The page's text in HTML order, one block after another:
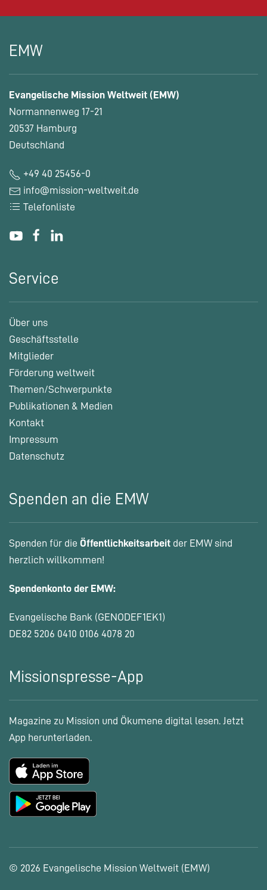
EMW
Evangelische Mission Weltweit (EMW)
Normannenweg 17-21
20537 Hamburg
Deutschland
+49 40 25456-0
info@mission-weltweit.de
Telefonliste
Service
Über uns
Geschäftsstelle
Mitglieder
Förderung weltweit
Themen/Schwerpunkte
Publikationen & Medien
Kontakt
Impressum
Datenschutz
Spenden an die EMW
Spenden für die Öffentlichkeitsarbeit der EMW sind
herzlich willkommen!
Spendenkonto der EMW:
Evangelische Bank (GENODEF1EK1)
DE82 5206 0410 0106 4078 20
Missionspresse-App
Magazine zu Mission und Ökumene digital lesen. Jetzt
App herunterladen.
© 2026 Evangelische Mission Weltweit (EMW)